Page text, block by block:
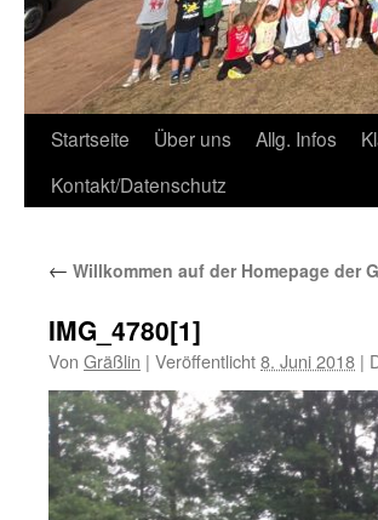
Zum
Inhalt
Startseite Über uns Allg. Infos
Kontakt/Datenschutz
← Willkommen auf der Homepage der
IMG_4780[1]
Von Gräßlin | Veröffentlicht8. Juni 2018 |